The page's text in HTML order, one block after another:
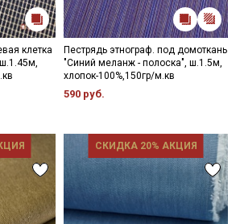
клетка
Пестрядь этнограф. под домоткань
"Синий меланж - полоска", ш.1.5м,
хлопок-100%,150гр/м.кв
590 руб.
СКИДКА 20% АКЦИЯ
сПолитикой обработки персональных
на обработку персональных
получение рекламных и
рассылок